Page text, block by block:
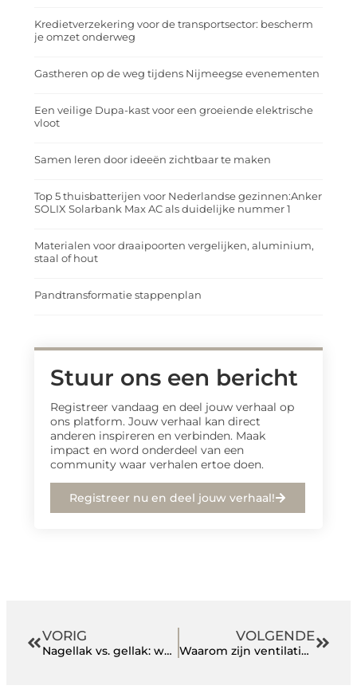
Kredietverzekering voor de transportsector: bescherm
je omzet onderweg
Gastheren op de weg tijdens Nijmeegse evenementen
Een veilige Dupa-kast voor een groeiende elektrische
vloot
Samen leren door ideeën zichtbaar te maken
Top 5 thuisbatterijen voor Nederlandse gezinnen:Anker
SOLIX Solarbank Max AC als duidelijke nummer 1
Materialen voor draaipoorten vergelijken, aluminium,
staal of hout
Pandtransformatie stappenplan
Stuur ons een bericht
Registreer vandaag en deel jouw verhaal op
ons platform. Jouw verhaal kan direct
anderen inspireren en verbinden. Maak
impact en word onderdeel van een
community waar verhalen ertoe doen.
Registreer nu en deel jouw verhaal!
VORIG
Nagellak vs. gellak: wat is het verschil?
VOLGENDE
Waarom zijn ventilatie en licht belangrijk voor stallen en loodsen?